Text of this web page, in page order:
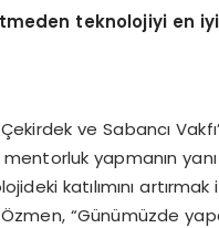
teknolojiyi en
Çekirdek ve Sabancı
yapmanın
katılımını
“Günümüzde